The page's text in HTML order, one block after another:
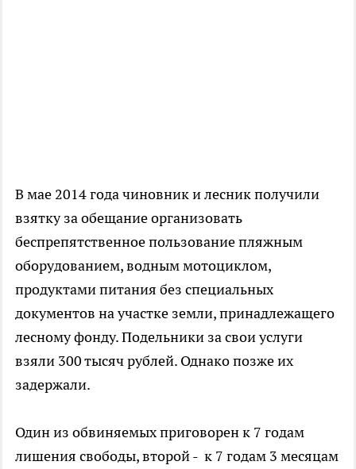
В мае 2014 года чиновник и лесник получили
взятку за обещание организовать
беспрепятственное пользование пляжным
оборудованием, водным мотоциклом,
продуктами питания без специальных
документов на участке земли, принадлежащего
лесному фонду. Подельники за свои услуги
взяли 300 тысяч рублей. Однако позже их
задержали.
Один из обвиняемых приговорен к 7 годам
лишения свободы, второй - к 7 годам 3 месяцам